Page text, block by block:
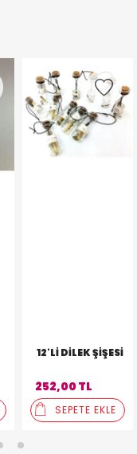
12'LI DILEK ŞIŞESI
252,00 TL
SEPETE EKLE
7